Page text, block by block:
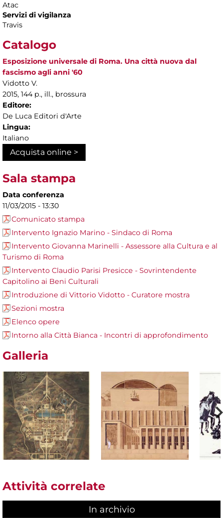
Atac
Servizi di vigilanza
Travis
Catalogo
Esposizione universale di Roma. Una città nuova dal
fascismo agli anni '60
Vidotto V.
2015, 144 p., ill., brossura
Editore:
De Luca Editori d'Arte
Lingua:
Italiano
Acquista online >
Sala stampa
Data conferenza
11/03/2015 - 13:30
Comunicato stampa
Intervento Ignazio Marino - Sindaco di Roma
Intervento Giovanna Marinelli - Assessore alla Cultura e al
Turismo di Roma
Intervento Claudio Parisi Presicce - Sovrintendente
Capitolino ai Beni Culturali
Introduzione di Vittorio Vidotto - Curatore mostra
Sezioni mostra
Elenco opere
Intorno alla Città Bianca - Incontri di approfondimento
Galleria
Attività correlate
In archivio